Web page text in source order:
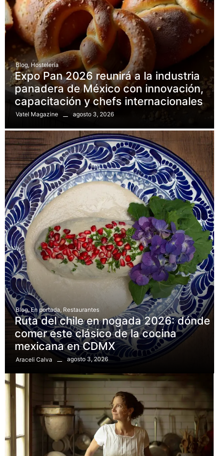
Blog, Hostelería
Expo Pan 2026 reunirá a la industria
panadera de México con innovación,
capacitación y chefs internacionales
Vatel Magazine agosto 3, 2026
Blog, En portada Restaurantes
Ruta del chile en nogada 2026: dónde
comer este clásico de la cocina
mexicana en CDMX
Araceli Calva agosto 3, 2026